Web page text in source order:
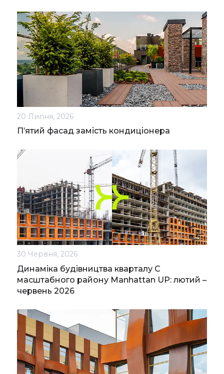
20 Липня, 2026
П’ятий фасад замість кондиціонера
30 Червня, 2026
Динаміка будівництва кварталу С
масштабного району Manhattan UP: лютий –
червень 2026